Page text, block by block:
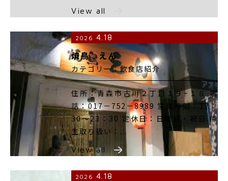
View all
2026 4.18
焼鳥 えん
カテゴリー：飲食店紹介
住所：青森市古川２丁目１９−１８ 電
話：017－752－8989 営業時間：17：
30～23：30 定休日：日曜日・祝日 樽
生取り扱い：...
View all
2026 4.18